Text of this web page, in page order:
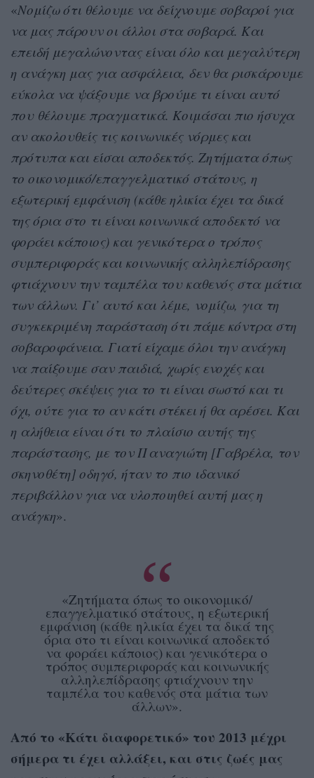
«Νομίζω ότι θέλουμε να δείχνουμε σοβαροί για
να μας πάρουν οι άλλοι στα σοβαρά. Και
επειδή μεγαλώνοντας είναι όλο και μεγαλύτερη
η ανάγκη μας για ασφάλεια, δεν θα ρισκάρουμε
εύκολα να ψάξουμε να βρούμε τι είναι αυτό
που θέλουμε πραγματικά. Κοιμάσαι πιο ήσυχα
αν ακολουθείς τις κοινωνικές νόρμες και
πρότυπα και είσαι αποδεκτός. Ζητήματα όπως
το οικονομικό/επαγγελματικό στάτους, η
εξωτερική εμφάνιση (κάθε ηλικία έχει τα δικά
της όρια στο τι είναι κοινωνικά αποδεκτό να
φοράει κάποιος) και γενικότερα ο τρόπος
συμπεριφοράς και κοινωνικής αλληλεπίδρασης
φτιάχνουν την ταμπέλα του καθενός στα μάτια
των άλλων. Γι’ αυτό και λέμε, νομίζω, για τη
συγκεκριμένη παράσταση ότι πάμε κόντρα στη
σοβαροφάνεια. Γιατί είχαμε όλοι την ανάγκη
να παίξουμε σαν παιδιά, χωρίς ενοχές και
δεύτερες σκέψεις για το τι είναι σωστό και τι
όχι, ούτε για το αν κάτι στέκει ή θα αρέσει. Και
η αλήθεια είναι ότι το πλαίσιο αυτής της
παράστασης, με τον Παναγιώτη [Γαβρέλα, τον
σκηνοθέτη] οδηγό, ήταν το πιο ιδανικό
περιβάλλον για να υλοποιηθεί αυτή μας η
ανάγκη».
«Ζητήματα όπως το οικονομικό/
επαγγελματικό στάτους, η εξωτερική
εμφάνιση (κάθε ηλικία έχει τα δικά της
όρια στο τι είναι κοινωνικά αποδεκτό
να φοράει κάποιος) και γενικότερα ο
τρόπος συμπεριφοράς και κοινωνικής
αλληλεπίδρασης φτιάχνουν την
ταμπέλα του καθενός στα μάτια των
άλλων».
Από το «Κάτι διαφορετικό» του 2013 μέχρι
σήμερα τι έχει αλλάξει, και στις ζωές μας